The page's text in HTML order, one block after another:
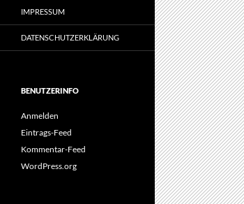
IMPRESSUM
DATENSCHUTZERKLÄRUNG
BENUTZERINFO
Anmelden
Eintrags-Feed
Kommentar-Feed
WordPress.org